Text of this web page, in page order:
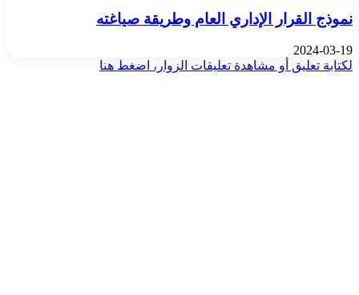
نموذج القرار الإداري العام وطريقة صياغته
2024-03-19
لكتابة تعليق أو مشاهدة تعليقات الزوار، اضغط هنا